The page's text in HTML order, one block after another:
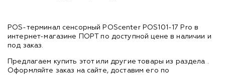
POS-терминал сенсорный POScenter POS101-17 Pro в
интернет-магазине ПОРТ по доступной цене в наличии и
под заказ.
Предлагаем купить этот или другие товары из раздела .
Оформляйте заказ на сайте, доставим его по